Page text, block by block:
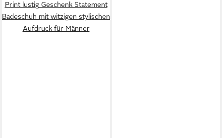
Print lustig Geschenk Statement
Badeschuh mit witzigen stylischen
Aufdruck für Männer